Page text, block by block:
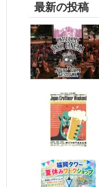
最新の投稿